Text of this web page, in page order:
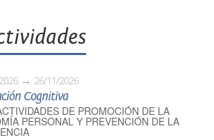
26/11/2026
Cognitiva
DE PROMOCIÓN DE LA
PERSONAL Y PREVENCIÓN DE LA